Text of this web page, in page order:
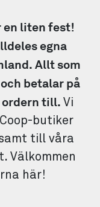
en liten fest!
egna
Allt som
betalar på
ordern till. Vi
butiker
till våra
Välkommen
här!